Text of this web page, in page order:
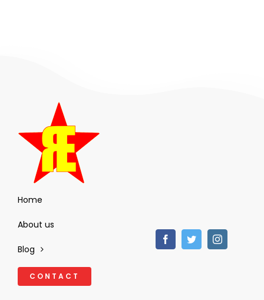
Home
About us
Blog
CONTACT